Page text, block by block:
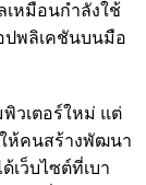
เหมือนกำลังใช้
ปพลิเคชันบนมือ
พิวเตอร์ใหม่ แต่
ห้คนสร้างพัฒนา
เว็บไซต์ที่เบา